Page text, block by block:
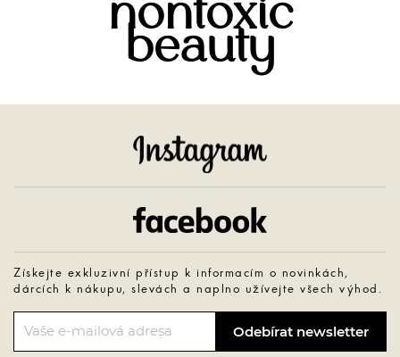
nontoxic
beauty
Získejte exkluzivní přístup k informacím o novinkách,
dárcích k nákupu, slevách a naplno užívejte všech výhod.